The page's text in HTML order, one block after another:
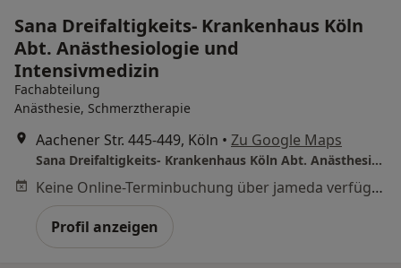
Sana Dreifaltigkeits- Krankenhaus Köln
Abt. Anästhesiologie und
Intensivmedizin
Fachabteilung
Anästhesie, Schmerztherapie
Aachener Str. 445-449, Köln • Zu Google Maps
Sana Dreifaltigkeits- Krankenhaus Köln Abt. Anästhesiologie und Intensivmedizin
Keine Online-Terminbuchung über jameda verfügbar
Profil anzeigen